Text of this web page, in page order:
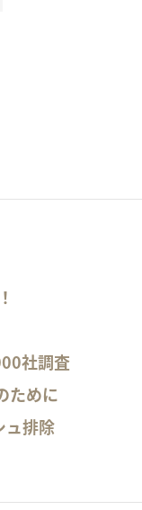
社調査
ために
ュ排除